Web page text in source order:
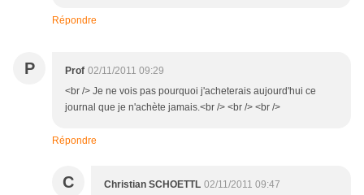
Répondre
P Prof 02/11/2011 09:29
<br /> Je ne vois pas pourquoi j'acheterais aujourd'hui ce
journal que je n'achète jamais.<br /> <br /> <br />
Répondre
C Christian SCHOETTL 02/11/2011 09:47